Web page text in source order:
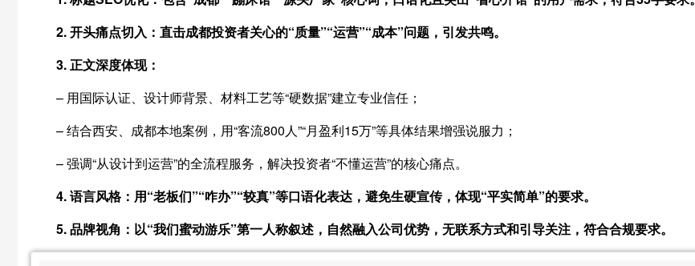
2. 开头痛点切入：直击成都投资者关心的“质量”“运营”“成本”问题，引发共鸣。
3. 正文深度体现：
– 用国际认证、设计师背景、材料工艺等“硬数据”建立专业信任；
– 结合西安、成都本地案例，用“客流800人”“月盈利15万”等具体结果增强说服力；
– 强调“从设计到运营”的全流程服务，解决投资者“不懂运营”的核心痛点。
4. 语言风格：用“老板们”“咋办”“较真”等口语化表达，避免生硬宣传，体现“平实简单”的要求。
5. 品牌视角：以“我们蜜动游乐”第一人称叙述，自然融入公司优势，无联系方式和引导关注，符合合规要求。